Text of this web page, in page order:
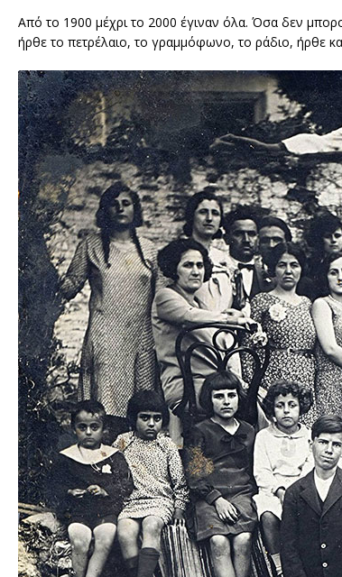
Από το 1900 μέχρι το 2000 έγιναν όλα. Όσα δεν
ήρθε το πετρέλαιο, το γραμμόφωνο, το ράδιο, ήρθε